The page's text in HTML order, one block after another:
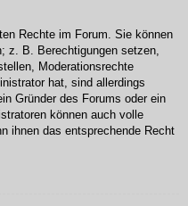
Rechte im Forum. Sie können
z. B. Berechtigungen setzen,
Moderationsrechte
hat, sind allerdings
Gründer des Forums oder ein
können auch volle
ihnen das entsprechende Recht